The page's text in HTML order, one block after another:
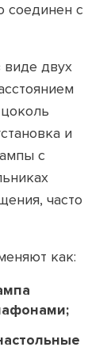
соединен с
двух
и
с
часто
как: